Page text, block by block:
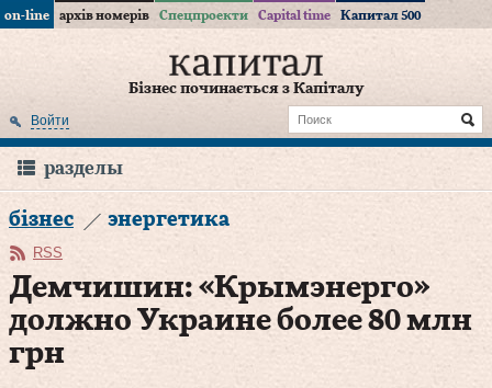
on-line архів номерів Спецпроекти Capital time Капитал 500
Бізнес починається з Капіталу
Войти
разделы
бізнес энергетика
RSS
Демчишин: «Крымэнерго»
должно Украине более 80 млн
грн